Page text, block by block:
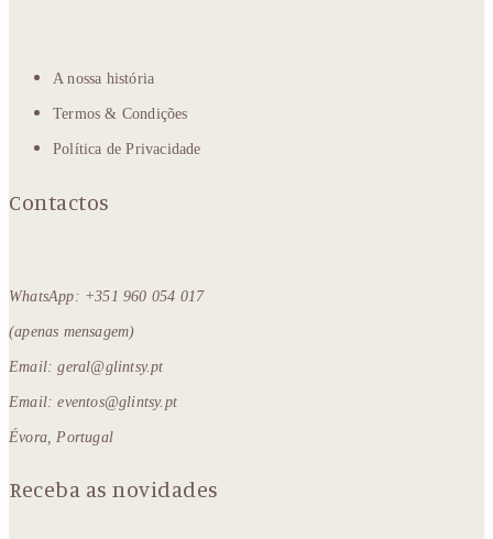
A nossa história
Termos & Condições
Política de Privacidade
Contactos
WhatsApp: +351 960 054 017
(apenas mensagem)
Email: geral@glintsy.pt
Email: eventos@glintsy.pt
Évora, Portugal
Receba as novidades